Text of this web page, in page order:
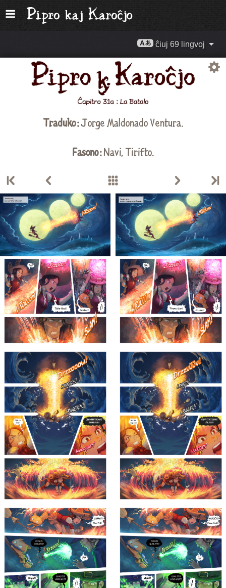
ĉiuj 69 lingvoj
Traduko :Jorge Maldonado Ventura.
Fasono :Navi,Tirifto.